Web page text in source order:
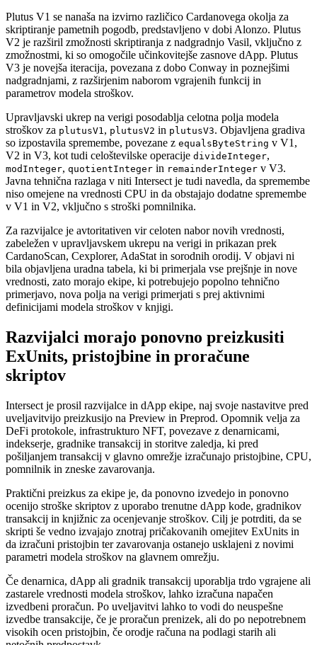
Plutus V1 se nanaša na izvirno različico Cardanovega okolja za
skriptiranje pametnih pogodb, predstavljeno v dobi Alonzo. Plutus
V2 je razširil zmožnosti skriptiranja z nadgradnjo Vasil, vključno z
zmožnostmi, ki so omogočile učinkovitejše zasnove dApp. Plutus
V3 je novejša iteracija, povezana z dobo Conway in poznejšimi
nadgradnjami, z razširjenim naborom vgrajenih funkcij in
parametrov modela stroškov.
Upravljavski ukrep na verigi posodablja celotna polja modela
stroškov za plutusV1, plutusV2 in plutusV3. Objavljena gradiva
so izpostavila spremembe, povezane z equalsByteString v V1,
V2 in V3, kot tudi celoštevilske operacije divideInteger,
modInteger, quotientInteger in remainderInteger v V3.
Javna tehnična razlaga v niti Intersect je tudi navedla, da spremembe
niso omejene na vrednosti CPU in da obstajajo dodatne spremembe
v V1 in V2, vključno s stroški pomnilnika.
Za razvijalce je avtoritativen vir celoten nabor novih vrednosti,
zabeležen v upravljavskem ukrepu na verigi in prikazan prek
CardanoScan, Cexplorer, AdaStat in sorodnih orodij. V objavi ni
bila objavljena uradna tabela, ki bi primerjala vse prejšnje in nove
vrednosti, zato morajo ekipe, ki potrebujejo popolno tehnično
primerjavo, nova polja na verigi primerjati s prej aktivnimi
definicijami modela stroškov v knjigi.
Razvijalci morajo ponovno preizkusiti
ExUnits, pristojbine in proračune
skriptov
Intersect je prosil razvijalce in dApp ekipe, naj svoje nastavitve pred
uveljavitvijo preizkusijo na Preview in Preprod. Opomnik velja za
DeFi protokole, infrastrukturo NFT, povezave z denarnicami,
indekserje, gradnike transakcij in storitve zaledja, ki pred
pošiljanjem transakcij v glavno omrežje izračunajo pristojbine, CPU,
pomnilnik in zneske zavarovanja.
Praktični preizkus za ekipe je, da ponovno izvedejo in ponovno
ocenijo stroške skriptov z uporabo trenutne dApp kode, gradnikov
transakcij in knjižnic za ocenjevanje stroškov. Cilj je potrditi, da se
skripti še vedno izvajajo znotraj pričakovanih omejitev ExUnits in
da izračuni pristojbin ter zavarovanja ostanejo usklajeni z novimi
parametri modela stroškov na glavnem omrežju.
Če denarnica, dApp ali gradnik transakcij uporablja trdo vgrajene ali
zastarele vrednosti modela stroškov, lahko izračuna napačen
izvedbeni proračun. Po uveljavitvi lahko to vodi do neuspešne
izvedbe transakcije, če je proračun prenizek, ali do po nepotrebnem
visokih ocen pristojbin, če orodje računa na podlagi starih ali